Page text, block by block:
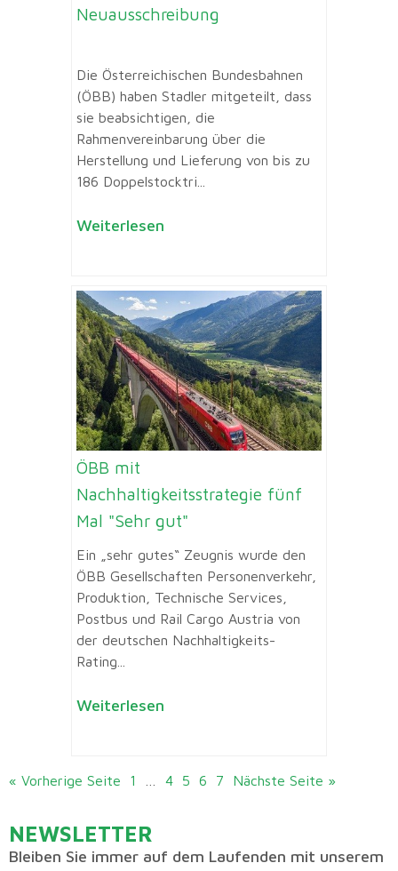
Neuausschreibung
Die Österreichischen Bundesbahnen
(ÖBB) haben Stadler mitgeteilt, dass
sie beabsichtigen, die
Rahmenvereinbarung über die
Herstellung und Lieferung von bis zu
186 Doppelstocktri...
Weiterlesen
ÖBB mit
Nachhaltigkeitsstrategie fünf
Mal "Sehr gut"
Ein „sehr gutes“ Zeugnis wurde den
ÖBB Gesellschaften Personenverkehr,
Produktion, Technische Services,
Postbus und Rail Cargo Austria von
der deutschen Nachhaltigkeits-
Rating...
Weiterlesen
« Vorherige Seite 1 4 5 6 7 Nächste Seite »
NEWSLETTER
Bleiben Sie immer auf dem Laufenden mit unserem